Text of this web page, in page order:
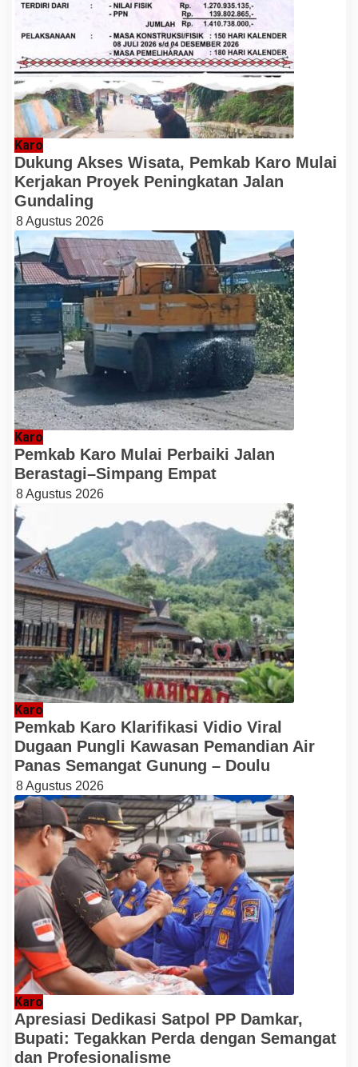
Karo
Dukung Akses Wisata, Pemkab Karo Mulai
Kerjakan Proyek Peningkatan Jalan
Gundaling
8 Agustus 2026
Karo
Pemkab Karo Mulai Perbaiki Jalan
Berastagi–Simpang Empat
8 Agustus 2026
Karo
Pemkab Karo Klarifikasi Vidio Viral
Dugaan Pungli Kawasan Pemandian Air
Panas Semangat Gunung – Doulu
8 Agustus 2026
Karo
Apresiasi Dedikasi Satpol PP Damkar,
Bupati: Tegakkan Perda dengan Semangat
dan Profesionalisme